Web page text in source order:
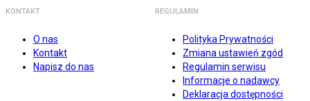
KONTAKT
O nas
Kontakt
Napisz do nas
REGULAMIN
Polityka Prywatności
Zmiana ustawień zgód
Regulamin serwisu
Informacje o nadawcy
Deklaracja dostępności